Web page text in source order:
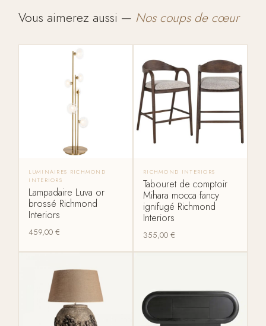
Vous aimerez aussi — Nos coups de cœur
LUMINAIRES RICHMOND
INTERIORS
Lampadaire Luva or
brossé Richmond
Interiors
459,00€
RICHMOND INTERIORS
Tabouret de comptoir
Mihara mocca fancy
ignifugé Richmond
Interiors
355,00 €